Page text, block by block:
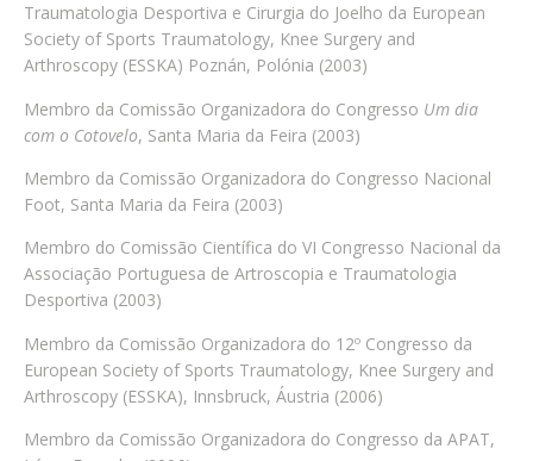
Traumatologia Desportiva e Cirurgia do Joelho da European
Society of Sports Traumatology, Knee Surgery and
Arthroscopy (ESSKA) Poznán, Polónia (2003)
Membro da Comissão Organizadora do Congresso Um dia
com o Cotovelo, Santa Maria da Feira (2003)
Membro da Comissão Organizadora do Congresso Nacional
Foot, Santa Maria da Feira (2003)
Membro do Comissão Científica do VI Congresso Nacional da
Associação Portuguesa de Artroscopia e Traumatologia
Desportiva (2003)
Membro da Comissão Organizadora do 12º Congresso da
European Society of Sports Traumatology, Knee Surgery and
Arthroscopy (ESSKA), Innsbruck, Áustria (2006)
Membro da Comissão Organizadora do Congresso da APAT,